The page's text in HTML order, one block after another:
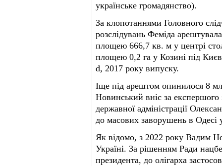
українське громадянство).
За клопотаннями Головного
розслідувань Феміда
площею 666,7 кв. м у центрі
площею 0,2 га у Козині під
d, 2017 року випуску.
Іще під арештом опинилося 8
Новинський вніс за експершого
державної адміністрації
до масових заворушень в Одесі
Як відомо, з 2022 року Вадим
Україні. За рішенням Ради
президента, до олігарха